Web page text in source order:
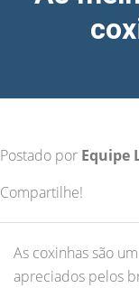
Postado por Equipe
Compartilhe!
As coxinhas são
apreciados pelos